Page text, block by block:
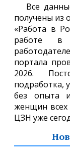
Все
получены из
«Работа в
работе
портала
2026.
подработка,
без опыта
женщин всех
ЦЗН уже